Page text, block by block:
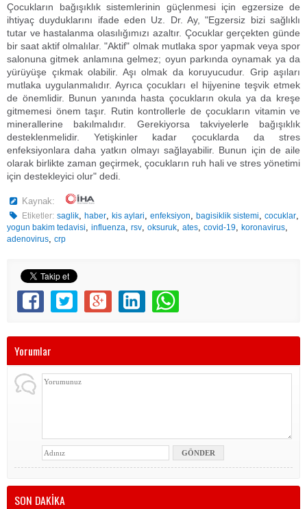
Çocukların bağışıklık sistemlerinin güçlenmesi için egzersize de
ihtiyaç duyduklarını ifade eden Uz. Dr. Ay, "Egzersiz bizi sağlıklı
tutar ve hastalanma olasılığımızı azaltır. Çocuklar gerçekten günde
bir saat aktif olmalılar. "Aktif" olmak mutlaka spor yapmak veya spor
salonuna gitmek anlamına gelmez; oyun parkında oynamak ya da
yürüyüşe çıkmak olabilir. Aşı olmak da koruyucudur. Grip aşıları
mutlaka uygulanmalıdır. Ayrıca çocukları el hijyenine teşvik etmek
de önemlidir. Bunun yanında hasta çocukların okula ya da kreşe
gitmemesi önem taşır. Rutin kontrollerle de çocukların vitamin ve
minerallerine bakılmalıdır. Gerekiyorsa takviyelerle bağışıklık
desteklenmelidir. Yetişkinler kadar çocuklarda da stres
enfeksiyonlara daha yatkın olmayı sağlayabilir. Bunun için de aile
olarak birlikte zaman geçirmek, çocukların ruh hali ve stres yönetimi
için destekleyici olur" dedi.
Kaynak:
Etiketler: saglik,haber,kis aylari,enfeksiyon,bagisiklik sistemi,cocuklar,
yogun bakim tedavisi, influenza, rsv, oksuruk, ates, covid-19, koronavirus,
adenovirus, crp
Yorumlar
SON DAKİKA